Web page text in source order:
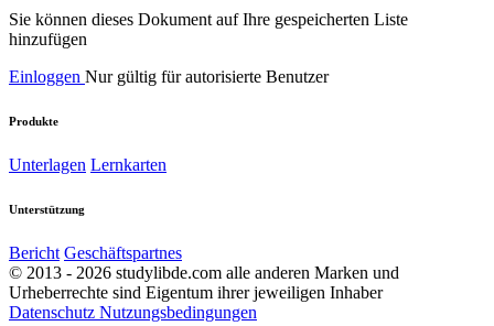
Sie können dieses Dokument auf Ihre gespeicherten Liste
hinzufügen
Einloggen Nur gültig für autorisierte Benutzer
Produkte
Unterlagen Lernkarten
Unterstützung
Bericht Geschäftspartnes
© 2013 - 2026 studylibde.com alle anderen Marken und
Urheberrechte sind Eigentum ihrer jeweiligen Inhaber
Datenschutz Nutzungsbedingungen